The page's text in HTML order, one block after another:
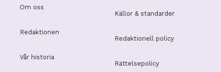
Om oss
Redaktionen
Vår historia
Källor & standarder
Redaktionell policy
Rättelsepolicy